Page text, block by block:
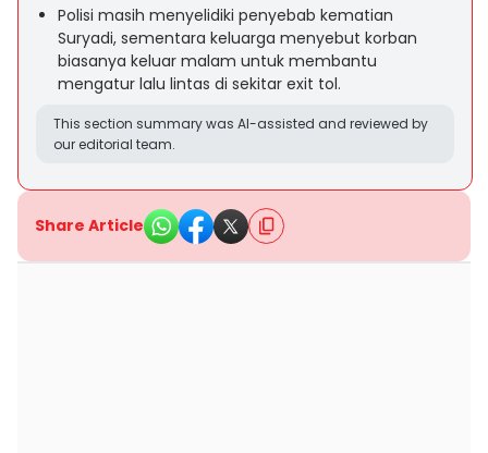
Polisi masih menyelidiki penyebab kematian
Suryadi, sementara keluarga menyebut korban
biasanya keluar malam untuk membantu
mengatur lalu lintas di sekitar exit tol.
This section summary was AI-assisted and reviewed by
our editorial team.
Share Article